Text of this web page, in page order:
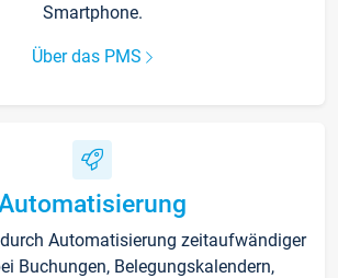
Smartphone.
Über das PMS
Automatisierung zeitaufwändiger
Buchungen, Belegungskalendern,